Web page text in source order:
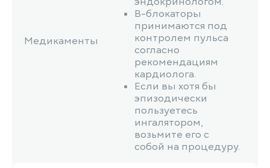
Медикаменты
В-блокаторы
принимаются под
контролем пульса
согласно
рекомендациям
кардиолога.
Если вы хотя бы
эпизодически
пользуетесь
ингалятором,
возьмите его с
собой на процедуру.